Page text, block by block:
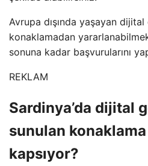
Avrupa dışında yaşayan
konaklamadan
sonuna kadar başvurularını
REKLAM
Sardinya’da dijital
sunulan
kapsıyor?